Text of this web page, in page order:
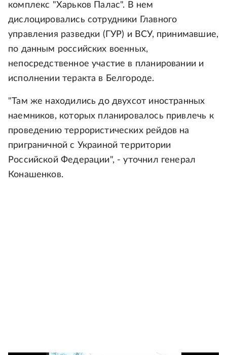
комплекс "Харьков Палас". В нем
дислоцировались сотрудники Главного
управления разведки (ГУР) и ВСУ, принимавшие,
по данным российских военных,
непосредственное участие в планировании и
исполнении теракта в Белгороде.
"Там же находились до двухсот иностранных
наемников, которых планировалось привлечь к
проведению террористических рейдов на
приграничной с Украиной территории
Российской Федерации", - уточнил генерал
Конашенков.